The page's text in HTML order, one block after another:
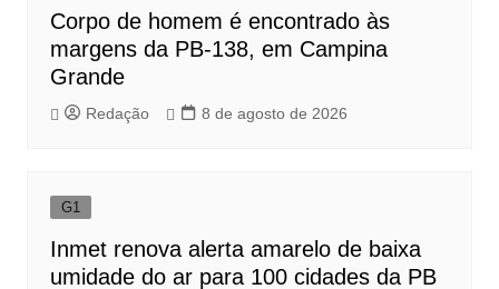
Corpo de homem é encontrado às
margens da PB-138, em Campina
Grande
Redação 8 de agosto de 2026
G1
Inmet renova alerta amarelo de baixa
umidade do ar para 100 cidades da PB